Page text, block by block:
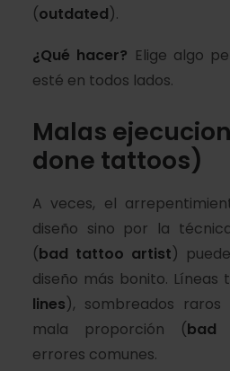
(outdated).
¿Qué hacer? Elige algo
esté en todos lados.
Malas
done tattoos)
A veces, el
diseño sino por la
(bad tattoo artist)
diseño más bonito. Líneas
lines), sombreados raros
mala proporción (bad
errores comunes.